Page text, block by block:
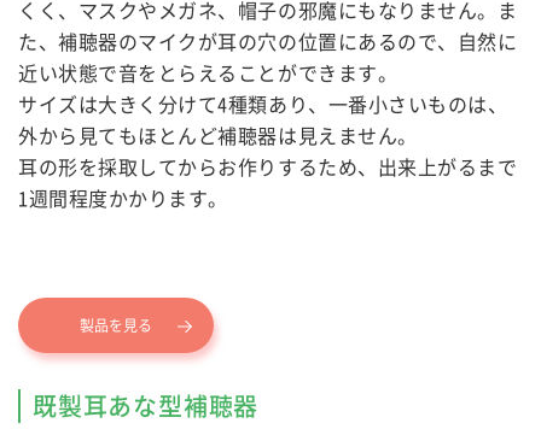
くく、マスクやメガネ、帽子の邪魔にもなりません。ま
た、補聴器のマイクが耳の穴の位置にあるので、自然に
近い状態で音をとらえることができます。
サイズは大きく分けて4種類あり、一番小さいものは、
外から見てもほとんど補聴器は見えません。
耳の形を採取してからお作りするため、出来上がるまで
1週間程度かかります。
製品を見る
既製耳あな型補聴器